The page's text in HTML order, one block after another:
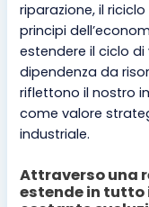
riparazione, il
principi
estendere il ciclo
dipendenza da
riflettono il nostro
come valore
industriale.
Attraverso una
estende in tutto